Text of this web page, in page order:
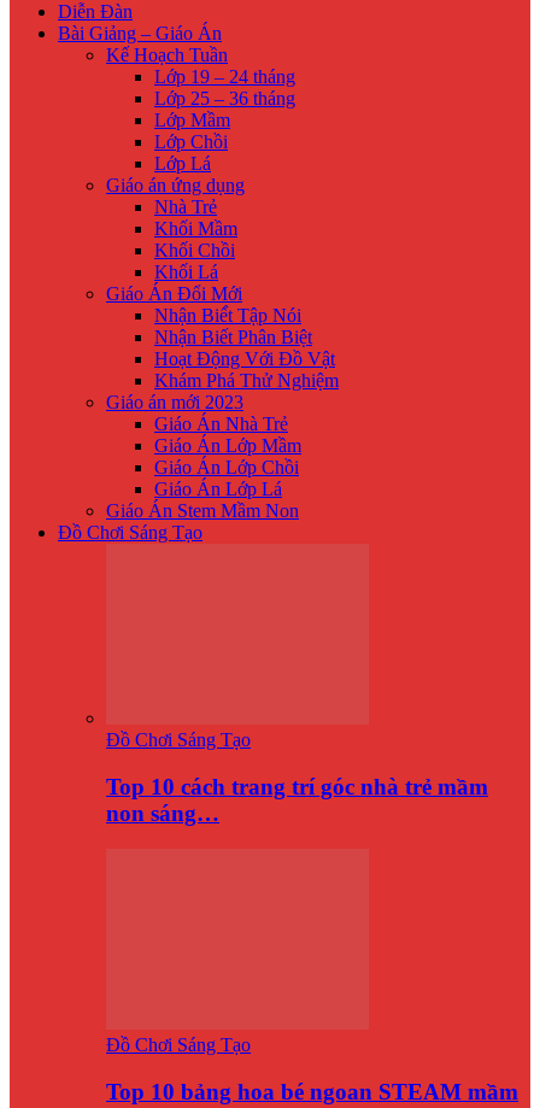
Diễn Đàn
Bài Giảng – Giáo Án
Kế Hoạch Tuần
Lớp 19 – 24 tháng
Lớp 25 – 36 tháng
Lớp Mầm
Lớp Chồi
Lớp Lá
Giáo án ứng dụng
Nhà Trẻ
Khối Mầm
Khối Chồi
Khối Lá
Giáo Án Đổi Mới
Nhận Biế́t Tập Nói
Nhận Biết Phân Biệt
Hoạt Động Với Đồ Vật
Khám Phá Thử Nghiệm
Giáo án mới 2023
Giáo Án Nhà Trẻ
Giáo Án Lớp Mầm
Giáo Án Lớp Chồi
Giáo Án Lớp Lá
Giáo Án Stem Mầm Non
Đồ Chơi Sáng Tạo
Đồ Chơi Sáng Tạo
Top 10 cách trang trí góc nhà trẻ mầm
non sáng…
Đồ Chơi Sáng Tạo
Top 10 bảng hoa bé ngoan STEAM mầm